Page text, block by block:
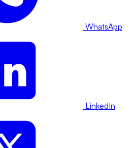
WhatsApp
LinkedIn